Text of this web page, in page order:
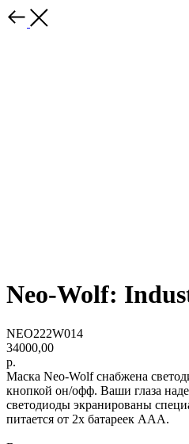
Neo-Wolf:
NEO222W014
34000,00
р.
Маска Neo-Wolf снабжена
кнопкой он/офф. Ваши глаза
светодиоды экранированы
питается от 2х батареек ААА.